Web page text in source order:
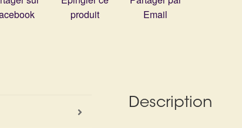
produit
Email
Description